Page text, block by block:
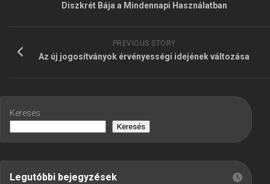
Diszkrét Bája a Mindennapi Használatban
PREVIOUS STORY
Az új jogosítványok érvényességi idejének változása
Keresés
Keresés
Legutóbbi bejegyzések